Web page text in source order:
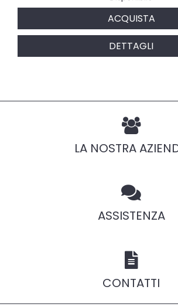
ACQUISTA
DETTAGLI
LA NOSTRA
ASSISTENZA
CONTATTI